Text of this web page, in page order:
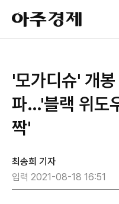
아
주
경
'모가디슈' 개
파…'블랙 위도
짝'
최송희 기자
입력 2021-08-18 16:51